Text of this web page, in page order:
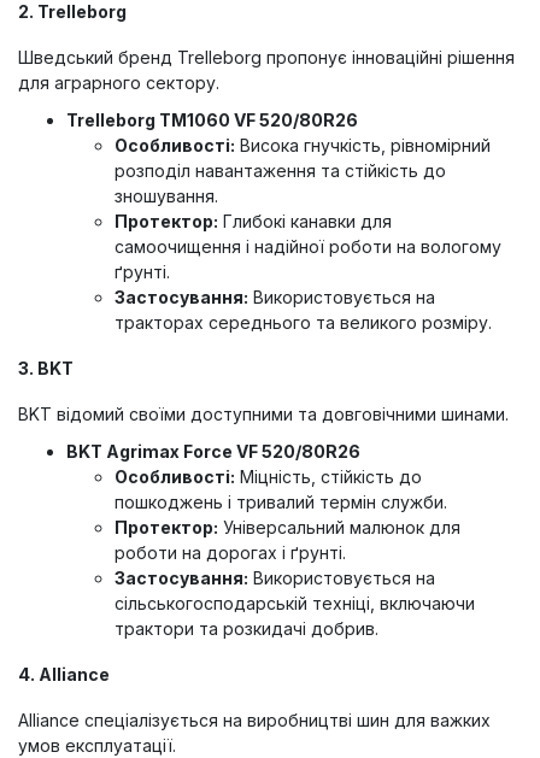
2. Trelleborg
Шведський бренд Trelleborg пропонує інноваційні рішення
для аграрного сектору.
Trelleborg TM1060 VF 520/80R26
Особливості: Висока гнучкість, рівномірний
розподіл навантаження та стійкість до
зношування.
Протектор: Глибокі канавки для
самоочищення і надійної роботи на вологому
ґрунті.
Застосування: Використовується на
тракторах середнього та великого розміру.
3. BKT
BKT відомий своїми доступними та довговічними шинами.
BKT Agrimax Force VF 520/80R26
Особливості: Міцність, стійкість до
пошкоджень і тривалий термін служби.
Протектор: Універсальний малюнок для
роботи на дорогах і ґрунті.
Застосування: Використовується на
сільськогосподарській техніці, включаючи
трактори та розкидачі добрив.
4. Alliance
Alliance спеціалізується на виробництві шин для важких
умов експлуатації.